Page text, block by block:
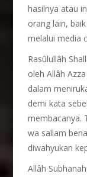
hasilnya atau
orang lain,
melalui media
Rasûlullâh
oleh Allâh
dalam
demi kata
membacanya.
wa sallam
diwahyukan
Allâh